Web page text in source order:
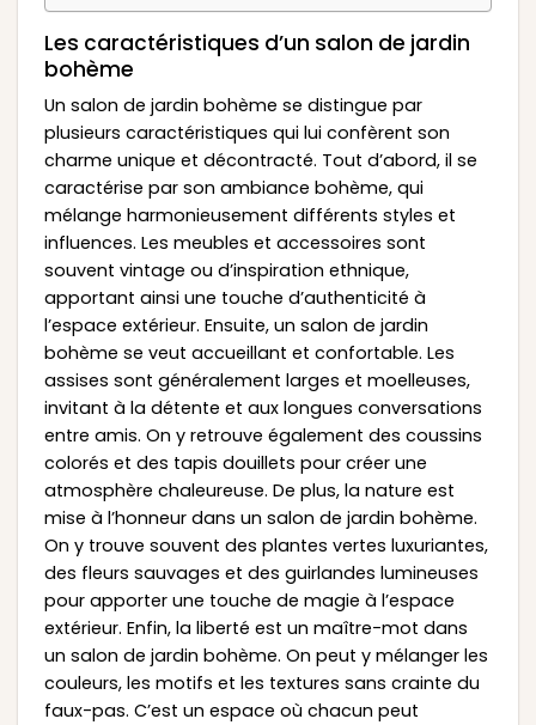
Les caractéristiques d’un salon de jardin
bohème
Un salon de jardin bohème se distingue par
plusieurs caractéristiques qui lui confèrent son
charme unique et décontracté. Tout d’abord, il se
caractérise par son ambiance bohème, qui
mélange harmonieusement différents styles et
influences. Les meubles et accessoires sont
souvent vintage ou d’inspiration ethnique,
apportant ainsi une touche d’authenticité à
l’espace extérieur. Ensuite, un salon de jardin
bohème se veut accueillant et confortable. Les
assises sont généralement larges et moelleuses,
invitant à la détente et aux longues conversations
entre amis. On y retrouve également des coussins
colorés et des tapis douillets pour créer une
atmosphère chaleureuse. De plus, la nature est
mise à l’honneur dans un salon de jardin bohème.
On y trouve souvent des plantes vertes luxuriantes,
des fleurs sauvages et des guirlandes lumineuses
pour apporter une touche de magie à l’espace
extérieur. Enfin, la liberté est un maître-mot dans
un salon de jardin bohème. On peut y mélanger les
couleurs, les motifs et les textures sans crainte du
faux-pas. C’est un espace où chacun peut